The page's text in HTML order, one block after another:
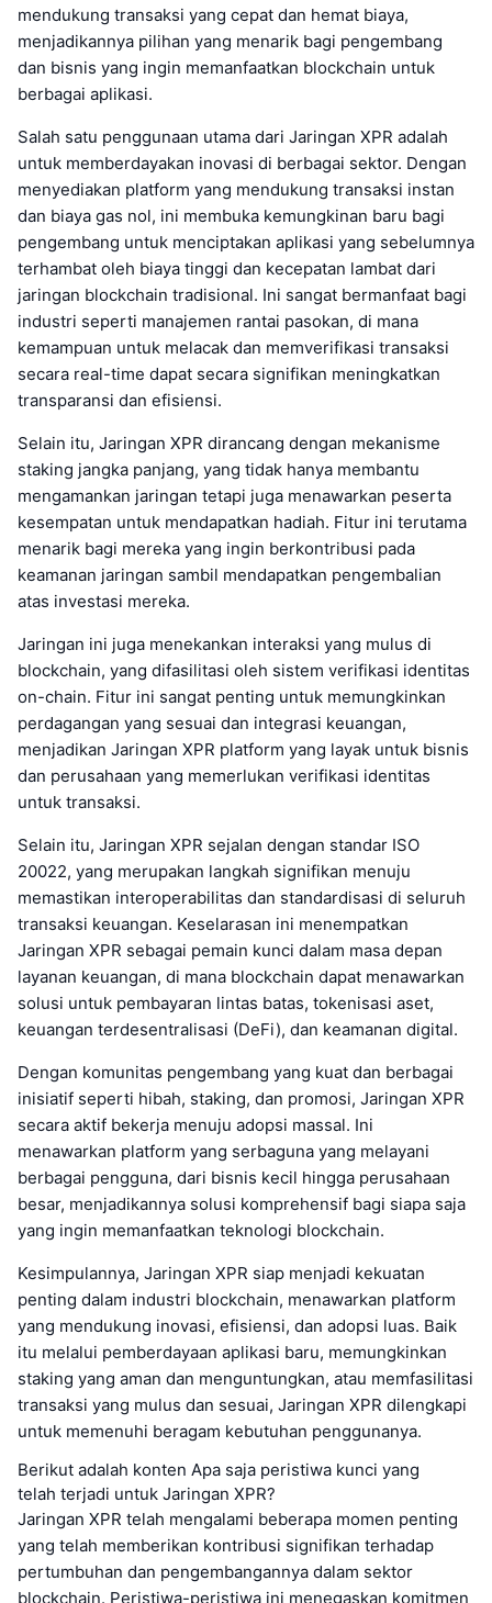
mendukung transaksi yang cepat dan hemat biaya,
menjadikannya pilihan yang menarik bagi pengembang
dan bisnis yang ingin memanfaatkan blockchain untuk
berbagai aplikasi.
Salah satu penggunaan utama dari Jaringan XPR adalah
untuk memberdayakan inovasi di berbagai sektor. Dengan
menyediakan platform yang mendukung transaksi instan
dan biaya gas nol, ini membuka kemungkinan baru bagi
pengembang untuk menciptakan aplikasi yang sebelumnya
terhambat oleh biaya tinggi dan kecepatan lambat dari
jaringan blockchain tradisional. Ini sangat bermanfaat bagi
industri seperti manajemen rantai pasokan, di mana
kemampuan untuk melacak dan memverifikasi transaksi
secara real-time dapat secara signifikan meningkatkan
transparansi dan efisiensi.
Selain itu, Jaringan XPR dirancang dengan mekanisme
staking jangka panjang, yang tidak hanya membantu
mengamankan jaringan tetapi juga menawarkan peserta
kesempatan untuk mendapatkan hadiah. Fitur ini terutama
menarik bagi mereka yang ingin berkontribusi pada
keamanan jaringan sambil mendapatkan pengembalian
atas investasi mereka.
Jaringan ini juga menekankan interaksi yang mulus di
blockchain, yang difasilitasi oleh sistem verifikasi identitas
on-chain. Fitur ini sangat penting untuk memungkinkan
perdagangan yang sesuai dan integrasi keuangan,
menjadikan Jaringan XPR platform yang layak untuk bisnis
dan perusahaan yang memerlukan verifikasi identitas
untuk transaksi.
Selain itu, Jaringan XPR sejalan dengan standar ISO
20022, yang merupakan langkah signifikan menuju
memastikan interoperabilitas dan standardisasi di seluruh
transaksi keuangan. Keselarasan ini menempatkan
Jaringan XPR sebagai pemain kunci dalam masa depan
layanan keuangan, di mana blockchain dapat menawarkan
solusi untuk pembayaran lintas batas, tokenisasi aset,
keuangan terdesentralisasi (DeFi), dan keamanan digital.
Dengan komunitas pengembang yang kuat dan berbagai
inisiatif seperti hibah, staking, dan promosi, Jaringan XPR
secara aktif bekerja menuju adopsi massal. Ini
menawarkan platform yang serbaguna yang melayani
berbagai pengguna, dari bisnis kecil hingga perusahaan
besar, menjadikannya solusi komprehensif bagi siapa saja
yang ingin memanfaatkan teknologi blockchain.
Kesimpulannya, Jaringan XPR siap menjadi kekuatan
penting dalam industri blockchain, menawarkan platform
yang mendukung inovasi, efisiensi, dan adopsi luas. Baik
itu melalui pemberdayaan aplikasi baru, memungkinkan
staking yang aman dan menguntungkan, atau memfasilitasi
transaksi yang mulus dan sesuai, Jaringan XPR dilengkapi
untuk memenuhi beragam kebutuhan penggunanya.
Berikut adalah konten Apa saja peristiwa kunci yang
telah terjadi untuk Jaringan XPR?
Jaringan XPR telah mengalami beberapa momen penting
yang telah memberikan kontribusi signifikan terhadap
pertumbuhan dan pengembangannya dalam sektor
blockchain. Peristiwa-peristiwa ini menegaskan komitmen